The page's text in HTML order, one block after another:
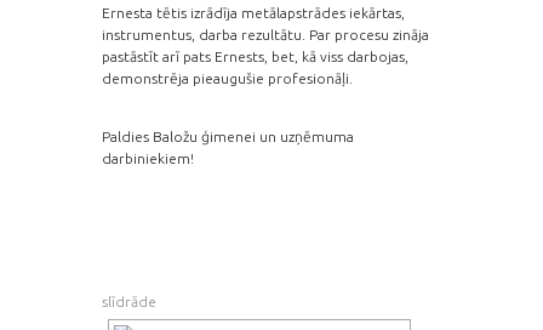
Ernesta tētis izrādīja metālapstrādes iekārtas,
instrumentus, darba rezultātu. Par procesu zināja
pastāstīt arī pats Ernests, bet, kā viss darbojas,
demonstrēja pieaugušie profesionāļi.
Paldies Baložu ģimenei un uzņēmuma
darbiniekiem!
slīdrāde